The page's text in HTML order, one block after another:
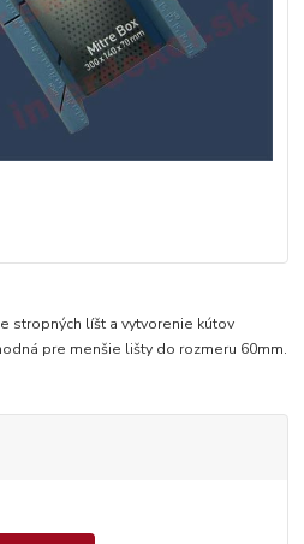
stropných líšt a vytvorenie kútov
pre menšie lišty do rozmeru 60mm.